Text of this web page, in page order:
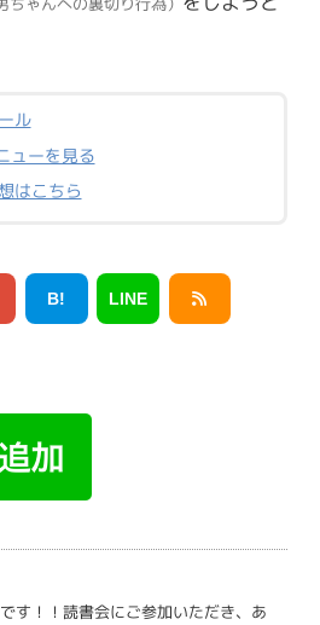
ル
ューを見る
はこちら
B! LINE
す！！読書会にご参加いただき、あ